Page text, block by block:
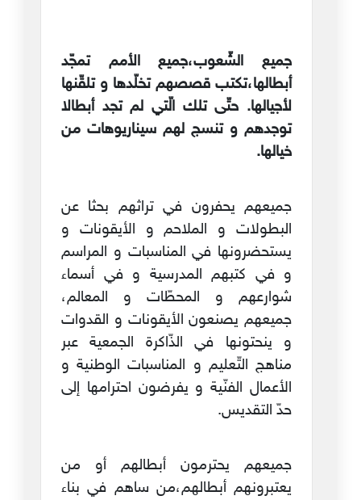
جميع الشّعوب،جميع الأمم تمجّد
أبطالها،تكتب قصصهم تخلّدها و تلقّنها
لأجيالها. حتّى تلك الّتي لم تجد أبطالا
توجدهم و تنسج لهم سيناريوهات من
خيالها.
جميعهم يحفرون في تراثهم بحثا عن
البطولات و الملاحم و الأيقونات و
يستحضرونها في المناسبات و المراسم
و في كتبهم المدرسية و في أسماء
شوارعهم و المحطّات و المعالم،
جميعهم يصنعون الأيقونات و القدوات
و ينحتونها في الذّاكرة الجمعية عبر
مناهج التّعليم و المناسبات الوطنية و
الأعمال الفنّية و يفرضون احترامها إلى
حدّ التقديس.
جميعهم يحترمون أبطالهم أو من
يعتبرونهم أبطالهم،من ساهم في بناء